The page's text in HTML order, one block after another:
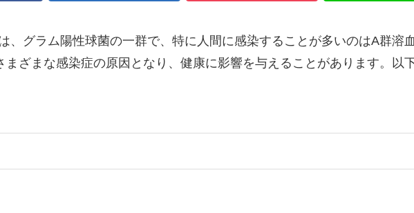
、グラム陽性球菌の一群で、特に人間に感染することが多いのはA群溶
ざまな感染症の原因となり、健康に影響を与えることがあります。以